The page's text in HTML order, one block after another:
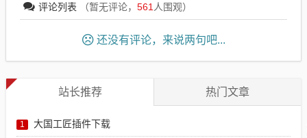
评论列表 （暂无评论， 561 人围观）
还没有评论，来说两句吧...
站长推荐 热门文章
1 大国工匠插件下载